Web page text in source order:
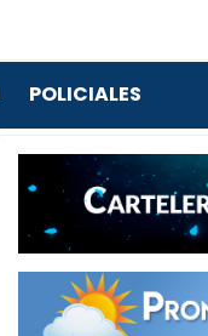
POLICIALES